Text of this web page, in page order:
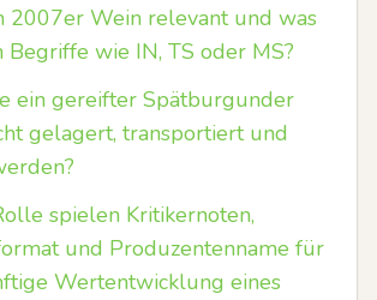
2007er Wein relevant und was
Begriffe wie IN, TS oder MS?
ein gereifter Spätburgunder
gelagert, transportiert und
spielen Kritikernoten,
und Produzentenname für
Wertentwicklung eines